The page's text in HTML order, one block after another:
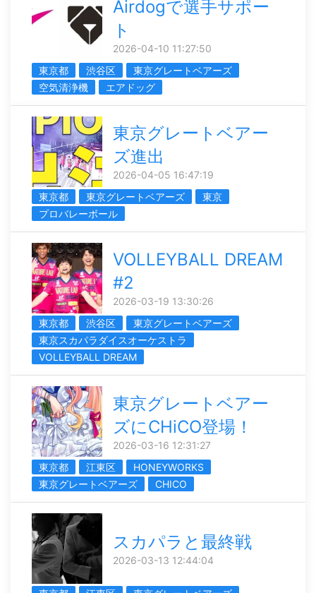
Airdogで選手サポー
ト
2026-04-10 11:27:50
東京都
渋谷区
東京グレートベアーズ
空気清浄機
エアドッグ
東京グレートベアー
ズ進出
2026-04-05 16:47:19
東京都
東京グレートベアーズ
東京
プロバレーボール
VOLLEYBALL DREAM
#2
2026-03-19 13:30:26
東京都
渋谷区
東京グレートベアーズ
東京スカパラダイスオーケストラ
VOLLEYBALL DREAM
東京グレートベアー
ズにCHiCO登場！
2026-03-16 12:31:27
東京都
江東区
HONEYWORKS
東京グレートベアーズ
CHICO
スカパラと最終戦
2026-03-13 12:44:04